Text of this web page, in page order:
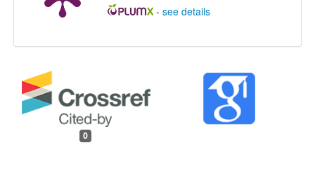
-see details
0